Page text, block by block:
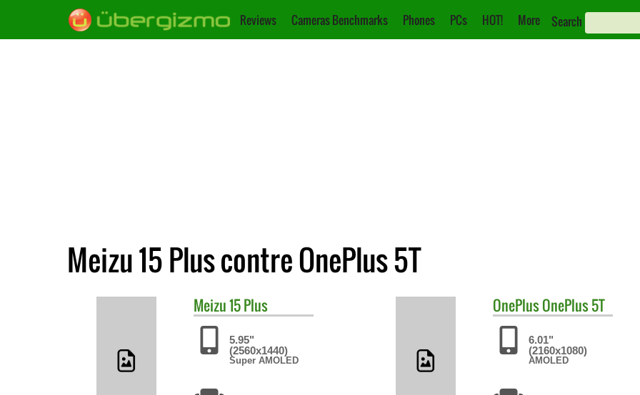
Reviews Cameras Benchmarks Phones PCs HOT! More Search
Meizu 15 Plus contre OnePlus 5T
Meizu15 Plus
5.95"
(2560x1440)
Super AMOLED
OnePlusOnePlus 5T
6.01"
(2160x1080)
AMOLED